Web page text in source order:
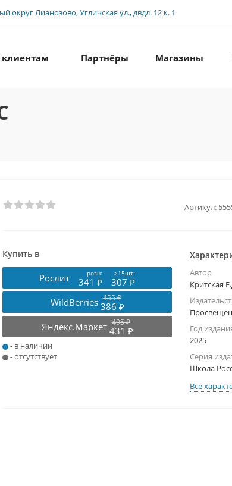
округ Лианозово, Угличская ул., двдл. 12 к. 1
Партнёры Магазины
Артикул:
Купить в
Рослит розн: ≥15шт:
341 ₽
307 ₽
WildBerries 455 ₽
386 ₽
Яндекс.Маркет 495 ₽
431 ₽
- в наличии
- отсутствует
Автор
Критская
Год
2025
Серия
Школа
Все